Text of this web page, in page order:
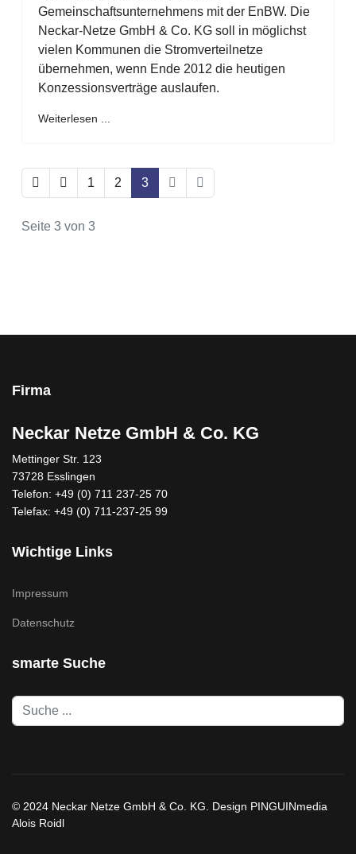
Gemeinschaftsunternehmens mit der EnBW. Die
Neckar-Netze GmbH & Co. KG soll in möglichst
vielen Kommunen die Stromverteilnetze
übernehmen, wenn Ende 2012 die heutigen
Konzessionsverträge auslaufen.
Weiterlesen ...
1 2 3
Seite 3 von 3
Firma
Neckar Netze GmbH & Co. KG
Mettinger Str. 123
73728 Esslingen
Telefon: +49 (0) 711 237-25 70
Telefax: +49 (0) 711-237-25 99
Wichtige Links
Impressum
Datenschutz
smarte Suche
suchen
© 2024 Neckar Netze GmbH & Co. KG. Design PINGUINmedia
Alois Roidl